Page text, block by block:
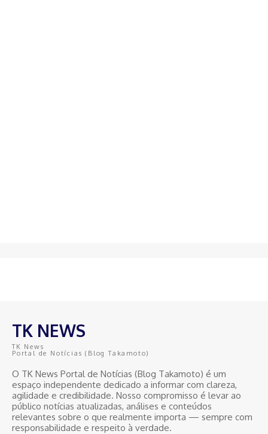
TK NEWS
TK News
Portal de Notícias (Blog Takamoto)
O TK News Portal de Notícias (Blog Takamoto) é um
espaço independente dedicado a informar com clareza,
agilidade e credibilidade. Nosso compromisso é levar ao
público notícias atualizadas, análises e conteúdos
relevantes sobre o que realmente importa — sempre com
responsabilidade e respeito à verdade.